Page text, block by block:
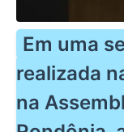
Em uma
realizada
na